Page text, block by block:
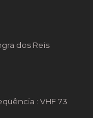
dos Reis
: VHF 73